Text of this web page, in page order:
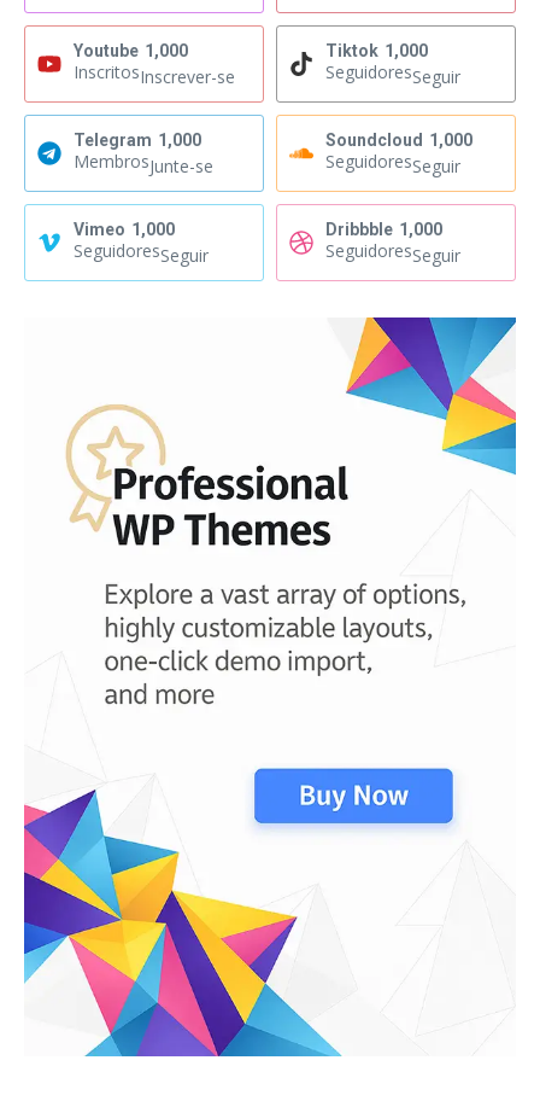
Youtube 1,000
InscritosInscrever-se
Tiktok 1,000
SeguidoresSeguir
Telegram 1,000
MembrosJunte-se
Soundcloud 1,000
SeguidoresSeguir
Vimeo 1,000
SeguidoresSeguir
Dribbble 1,000
SeguidoresSeguir